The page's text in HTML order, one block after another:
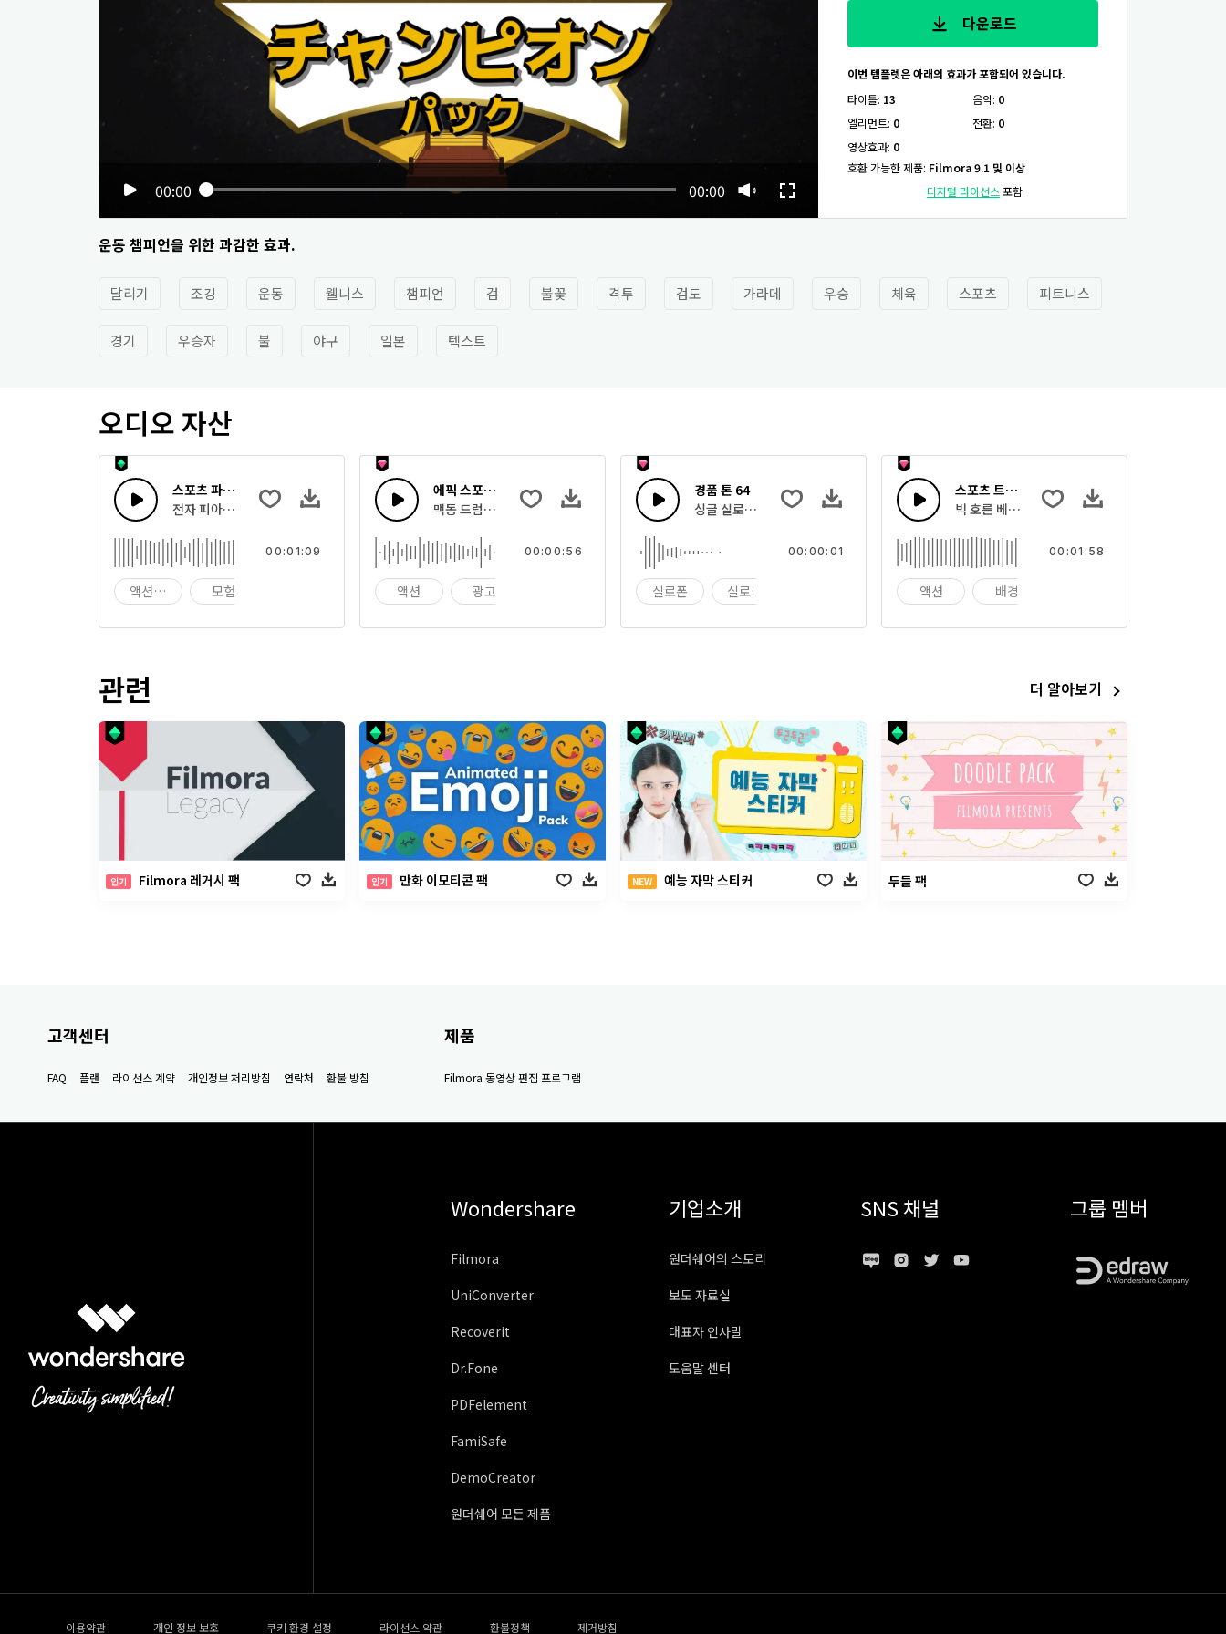
00:00 00:00
다운로드
이번 템플렛은 아래의 효과가 포함되어 있습니다.
타이틀: 13 음악: 0
엘리먼트: 0 전환: 0
영상효과: 0
호환 가능한 제품: Filmora 9.1 및 이상
디지털 라이선스 포함
운동 챔피언을 위한 과감한 효과.
달리기 조깅 운동 웰니스 챔피언 검 불꽃 격투 검도 가라데 우승 체육 스포츠 피트니스
경기 우승자 불 야구 일본 텍스트
오디오 자산
스포츠 파워풀 더브스텝
전자 피아노와 신스 멜로디를 가진 활기찬 더브스텝 비트
액션 더브스텝 모험
00:01:09
에픽 스포츠 드럼
맥동 드럼으로 올라가는 에픽 시네마틱 드럼 비트
액션 광고
00:00:56
경품 톤 64
싱글 실로폰 원샷 톤
실로폰 실로폰 원샷
00:00:01
스포츠 트랩 비트
빅 호른 베이스로 시작한 신스를 가진 힙합 드럼
액션 배경
00:01:58
관련 더 알아보기
인기 Filmora 레거시 팩 인기 만화 이모티콘 팩 NEW 예능 자막 스티커 두들 팩
고객센터
FAQ 플랜 라이선스 계약 개인정보 처리방침 연락처 환불 방침
제품
Filmora 동영상 편집 프로그램
Wondershare
Filmora
UniConverter
Recoverit
Dr.Fone
PDFelement
FamiSafe
DemoCreator
원더쉐어 모든 제품
기업소개
원더쉐어의 스토리
보도 자료실
대표자 인사말
도움말 센터
SNS 채널 그룹 멤버
이용약관 개인 정보 보호 쿠키 환경 설정 라이선스 약관 환불정책 제거방침